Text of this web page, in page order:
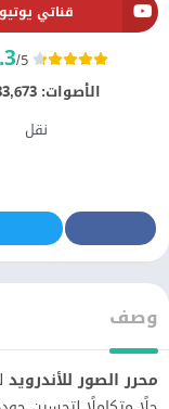
قناتي
/5
الأصوات:
نقل
وصف
محرر الصور للأندرويد